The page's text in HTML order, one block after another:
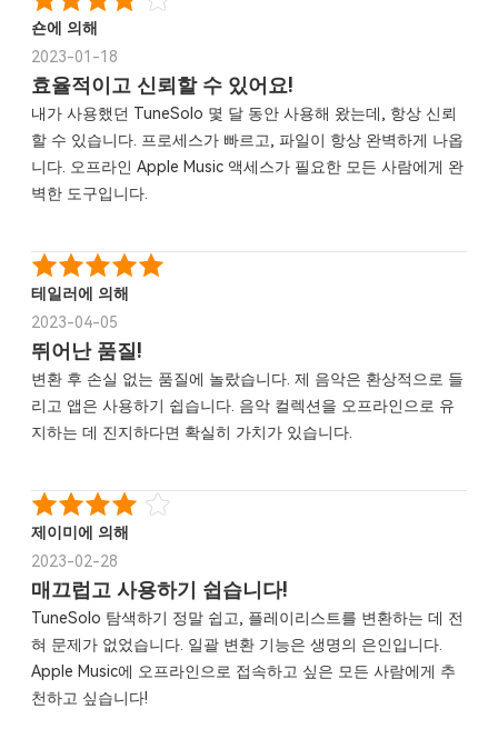
숀에 의해
2023-01-18
효율적이고 신뢰할 수 있어요!
내가 사용했던 TuneSolo 몇 달 동안 사용해 왔는데, 항상 신뢰
할 수 있습니다. 프로세스가 빠르고, 파일이 항상 완벽하게 나옵
니다. 오프라인 Apple Music 액세스가 필요한 모든 사람에게 완
벽한 도구입니다.
테일러에 의해
2023-04-05
뛰어난 품질!
변환 후 손실 없는 품질에 놀랐습니다. 제 음악은 환상적으로 들
리고 앱은 사용하기 쉽습니다. 음악 컬렉션을 오프라인으로 유
지하는 데 진지하다면 확실히 가치가 있습니다.
제이미에 의해
2023-02-28
매끄럽고 사용하기 쉽습니다!
TuneSolo 탐색하기 정말 쉽고, 플레이리스트를 변환하는 데 전
혀 문제가 없었습니다. 일괄 변환 기능은 생명의 은인입니다.
Apple Music에 오프라인으로 접속하고 싶은 모든 사람에게 추
천하고 싶습니다!